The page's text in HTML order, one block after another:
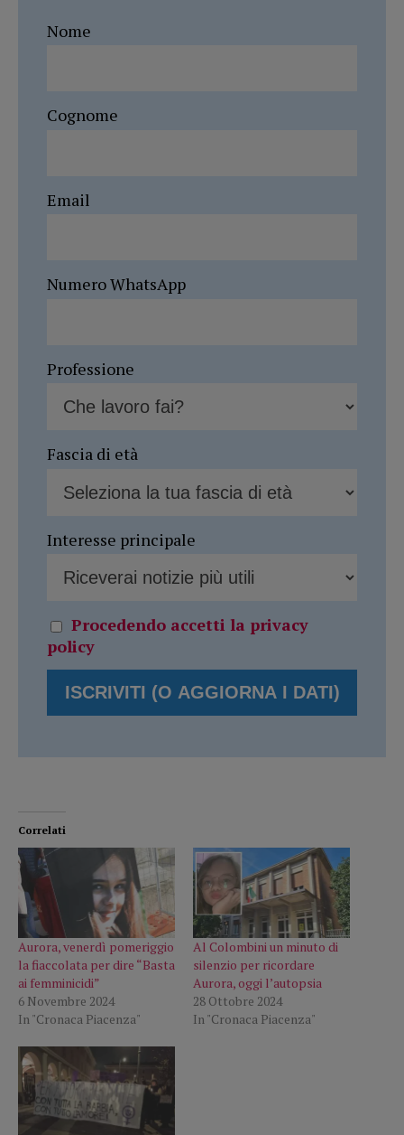
Nome
Cognome
Email
Numero WhatsApp
Professione
Fascia di età
Interesse principale
Procedendo accetti la privacy
policy
Correlati
Aurora, venerdì pomeriggio
la fiaccolata per dire “Basta
ai femminicidi”
6 Novembre 2024
In "Cronaca Piacenza"
Al Colombini un minuto di
silenzio per ricordare
Aurora, oggi l’autopsia
28 Ottobre 2024
In "Cronaca Piacenza"